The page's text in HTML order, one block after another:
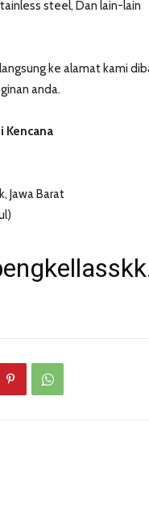
steel, Dan lain-lain
ke alamat kami
anda.
Kencana
Jawa Barat